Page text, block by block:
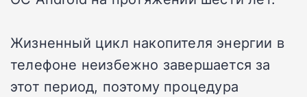
Жизненный цикл накопителя энергии в
телефоне неизбежно завершается за
этот период, поэтому процедура